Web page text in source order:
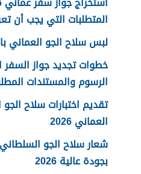
المتطلبات التي يجب أن
لبس سلاح الجو العماني
الرسوم والمستندات
تقديم اختبارات سلاح
العماني 2026
بجودة عالية 2026